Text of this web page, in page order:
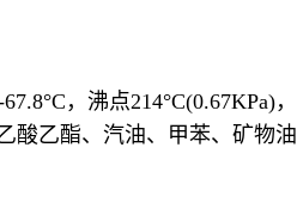
，沸点214°C(0.67KPa)
乙酯、汽油、甲苯、矿物